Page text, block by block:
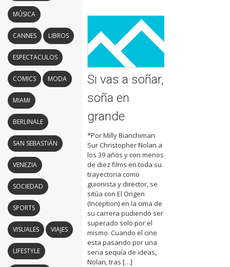
MÚSICA
CANNES LIBROS
ESPECTACULOS
COMICS MODA
MIAMI
BERLINALE
SAN SEBASTIÁN
VENEZIA
SOCIEDAD
SPORTS
VISUALES VIAJES
LIFESTYLE
Si vas a soñar,
soña en
grande
*Por Milly Bianchiman
Sur Christopher Nolan a
los 39 años y con menos
de diez films en toda su
trayectoria como
guionista y director, se
sitúa con El Origen
(Inception) en la cima de
su carrera pudiendo ser
superado solo por el
mismo. Cuando el cine
esta pasando por una
seria sequía de ideas,
Nolan, tras […]